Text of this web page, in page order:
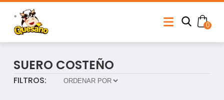
0
SUERO COSTEÑO
FILTROS: